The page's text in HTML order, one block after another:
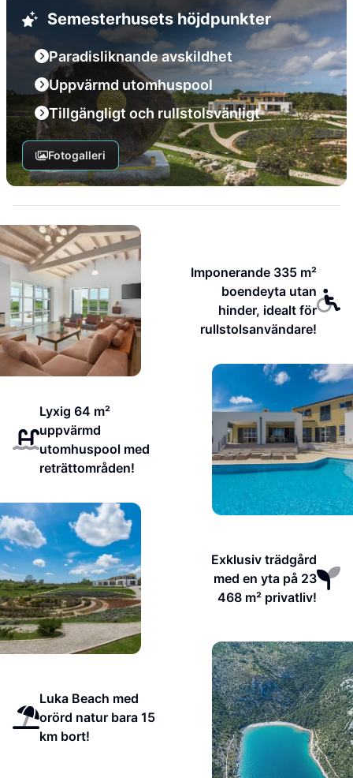
Semesterhusets höjdpunkter
Paradisliknande avskildhet
Uppvärmd utomhuspool
Tillgängligt och rullstolsvänligt
Fotogalleri
Imponerande 335 m²
boendeyta utan
hinder, idealt för
rullstolsanvändare!
Lyxig 64 m²
uppvärmd
utomhuspool med
reträttområden!
Exklusiv trädgård
med en yta på 23
468 m² privatliv!
Luka Beach med
orörd natur bara 15
km bort!